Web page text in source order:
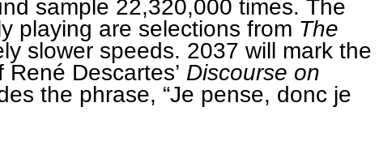
sample 22,320,000 times. The
playing are selections from The
slower speeds. 2037 will mark the
Descartes’ Discourse on
the phrase, “Je pense, donc je